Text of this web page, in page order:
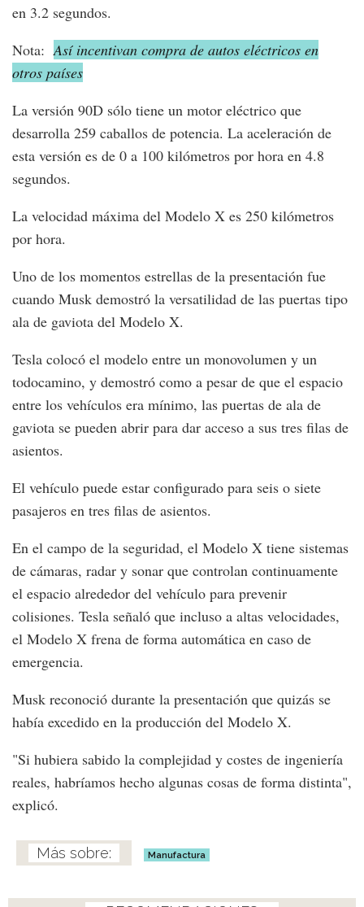
en 3.2 segundos.
Nota: Así incentivan compra de autos eléctricos en
otros países
La versión 90D sólo tiene un motor eléctrico que
desarrolla 259 caballos de potencia. La aceleración de
esta versión es de 0 a 100 kilómetros por hora en 4.8
segundos.
La velocidad máxima del Modelo X es 250 kilómetros
por hora.
Uno de los momentos estrellas de la presentación fue
cuando Musk demostró la versatilidad de las puertas tipo
ala de gaviota del Modelo X.
Tesla colocó el modelo entre un monovolumen y un
todocamino, y demostró como a pesar de que el espacio
entre los vehículos era mínimo, las puertas de ala de
gaviota se pueden abrir para dar acceso a sus tres filas de
asientos.
El vehículo puede estar configurado para seis o siete
pasajeros en tres filas de asientos.
En el campo de la seguridad, el Modelo X tiene sistemas
de cámaras, radar y sonar que controlan continuamente
el espacio alrededor del vehículo para prevenir
colisiones. Tesla señaló que incluso a altas velocidades,
el Modelo X frena de forma automática en caso de
emergencia.
Musk reconoció durante la presentación que quizás se
había excedido en la producción del Modelo X.
"Si hubiera sabido la complejidad y costes de ingeniería
reales, habríamos hecho algunas cosas de forma distinta",
explicó.
Manufactura